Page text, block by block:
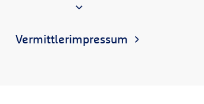
Vermittlerimpressum